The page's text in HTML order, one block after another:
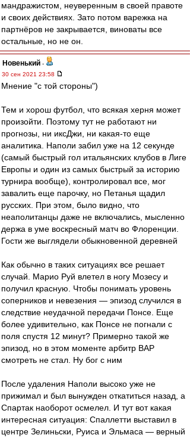
мандражистом, неуверенным в своей правоте
и своих действиях. Зато потом варежка на
партнёров не закрывается, виноваты все
остальные, но не он.
Новенький -
30 сен 2021 23:58
Мнение "с той стороны")
Тем и хорош футбол, что всякая херня может
произойти. Поэтому тут не работают ни
прогнозы, ни иксДжи, ни какая-то еще
аналитика. Наполи забил уже на 12 секунде
(самый быстрый гол итальянских клубов в Лиге
Европы и один из самых быстрый за историю
турнира вообще), контролировал все, мог
завалить еще парочку, но Петанья щадил
русских. При этом, было видно, что
неаполитанцы даже не включались, мысленно
держа в уме воскресный матч во Флоренции.
Гости же выглядели обыкновенной деревней
Как обычно в таких ситуациях все решает
случай. Марио Руй влетел в ногу Мозесу и
получил красную. Чтобы понимать уровень
соперников и невезения — эпизод случился в
следствие неудачной передачи Понсе. Еще
более удивительно, как Понсе не погнали с
поля спустя 12 минут? Примерно такой же
эпизод, но в этом моменте арбитр ВАР
смотреть не стал. Ну бог с ним
После удаления Наполи высоко уже не
прижимал и был вынужден откатиться назад, а
Спартак наоборот осмелел. И тут вот какая
интересная ситуация: Спаллетти выставил в
центре Зелиньски, Руиса и Эльмаса — верный